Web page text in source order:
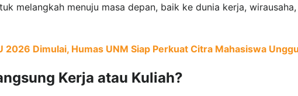
melangkah menuju masa depan, baik ke dunia kerja, wirausaha,
2026 Dimulai, Humas UNM Siap Perkuat Citra Mahasiswa
Kerja atau Kuliah?